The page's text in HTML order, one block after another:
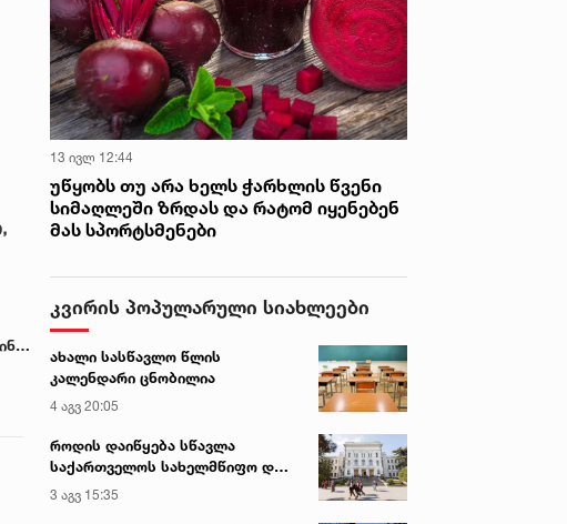
13 ივლ 12:44
უწყობს თუ არა ხელს ჭარხლის წვენი
სიმაღლეში ზრდას და რატომ იყენებენ
მას სპორტსმენები
კვირის პოპულარული სიახლეები
ახალი სასწავლო წლის
კალენდარი ცნობილია
4 აგვ 20:05
როდის დაიწყება სწავლა
საქართველოს სახელმწიფო და
კერძო უნივერსიტეტებში
3 აგვ 15:35